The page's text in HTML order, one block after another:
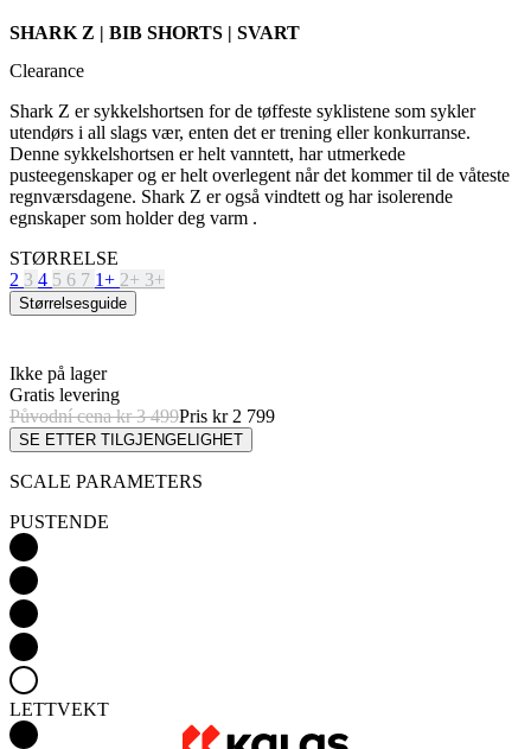
utendørs i all slags vær, enten det er trening eller konkurranse.
pusteegenskaper og er helt overlegent når det kommer til de våteste
egnskaper som holder deg varm .
STØRRELSE
2 3 4 5 6 7 1+ 2+ 3+
Størrelsesguide
Ikke på lager
Gratis levering
Původní cenakr 3 499
SCALE PARAMETERS
PUSTENDE
LETTVEKT